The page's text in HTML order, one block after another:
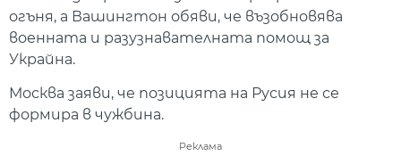
огъня, а Вашингтон обяви, че възобновява
военната и разузнавателната помощ за
Украйна.
Москва заяви, че позицията на Русия не се
формира в чужбина.
Реклама